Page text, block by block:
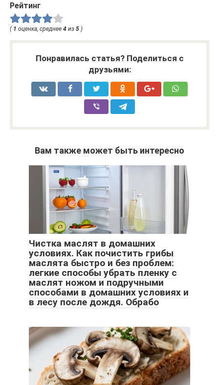
Рейтинг
( 1 оценка, среднее 4 из 5 )
Понравилась статья? Поделиться с
друзьями:
Вам также может быть интересно
Чистка маслят в домашних
условиях. Как почистить грибы
маслята быстро и без проблем:
легкие способы убрать пленку с
маслят ножом и подручными
способами в домашних условиях и
в лесу после дождя. Обрабо